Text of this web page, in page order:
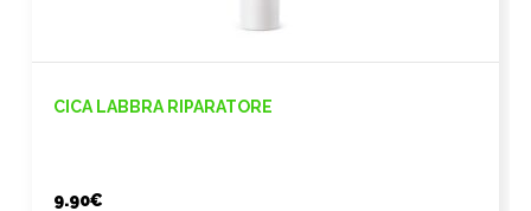
CICA LABBRA RIPARATORE
9.90€